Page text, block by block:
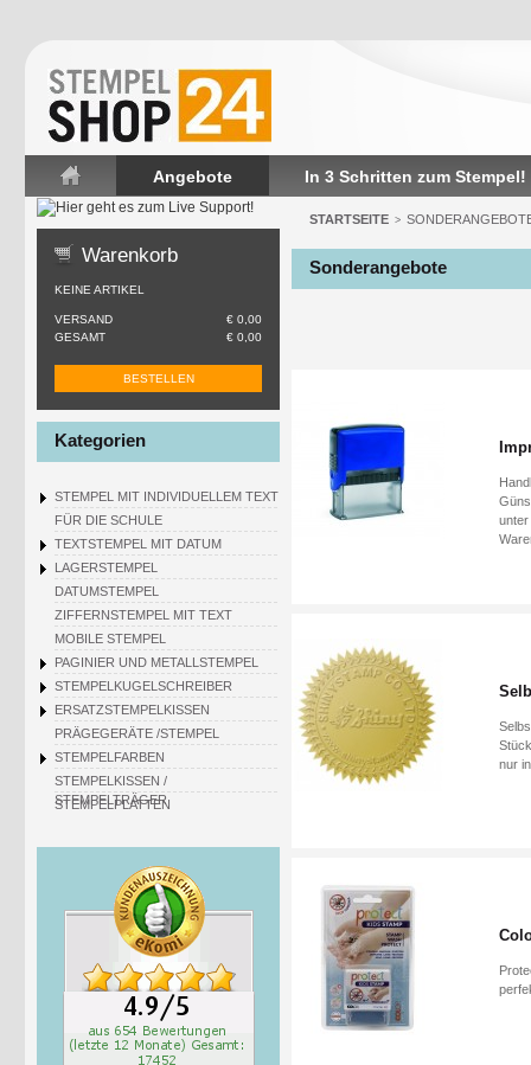
Startseite
Angebote In 3 Schritten zum Stempel!
Warenkorb
KEINE ARTIKEL
VERSAND
€ 0,00
GESAMT
€ 0,00
BESTELLEN
Kategorien
STEMPEL MIT INDIVIDUELLEM TEXT
FÜR DIE SCHULE
TEXTSTEMPEL MIT DATUM
LAGERSTEMPEL
DATUMSTEMPEL
ZIFFERNSTEMPEL MIT TEXT
MOBILE STEMPEL
PAGINIER UND METALLSTEMPEL
STEMPELKUGELSCHREIBER
ERSATZSTEMPELKISSEN
PRÄGEGERÄTE /STEMPEL
STEMPELFARBEN
STEMPELKISSEN /
STEMPELTRÄGER
STEMPELPLATTEN
STARTSEITE >
Sonderangebote
unter
nur